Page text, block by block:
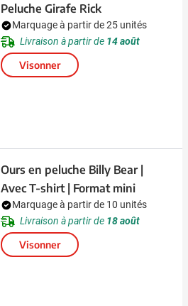
Peluche Girafe Rick
Marquage à partir de 25 unités
Livraison à partir de 14 août
Visonner
Ours en peluche Billy Bear |
Avec T-shirt | Format mini
Marquage à partir de 10 unités
Livraison à partir de 18 août
Visonner